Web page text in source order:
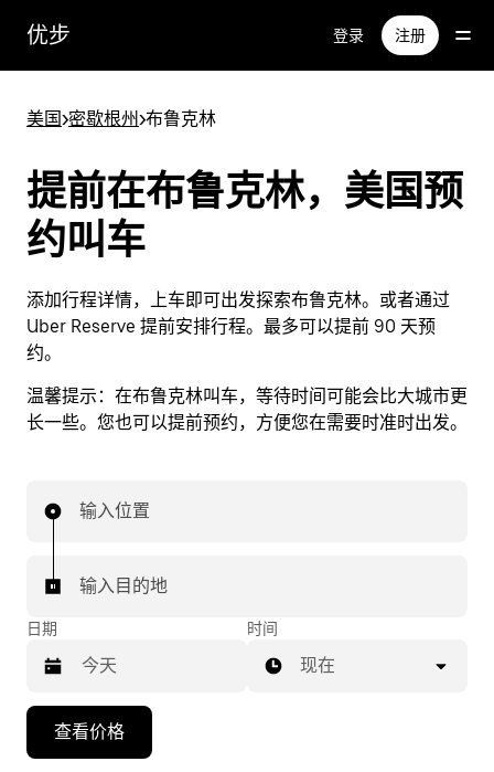
优步 登录 注册
美国>密歇根州>布鲁克林
提前在布鲁克林，美国预
约叫车
添加行程详情，上车即可出发探索布鲁克林。或者通过
Uber Reserve 提前安排行程。最多可以提前 90 天预
约。
温馨提示： 在布鲁克林叫车，等待时间可能会比大城市更
长一些。您也可以提前预约，方便您在需要时准时出发。
输入位置
输入目的地
日期
向
时间
现在
查看价格